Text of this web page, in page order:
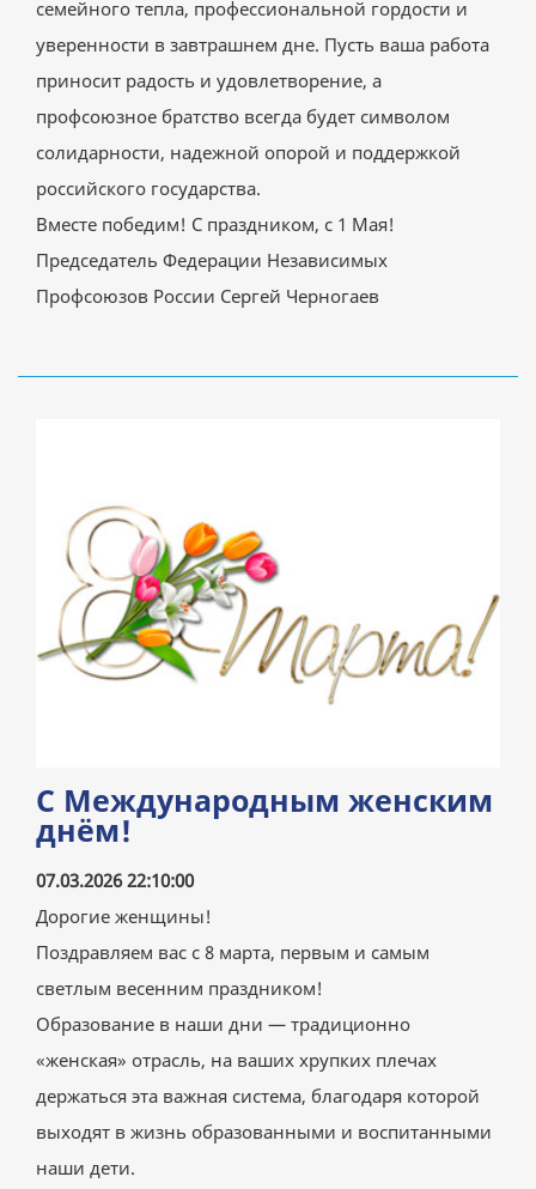
семейного тепла, профессиональной гордости и
уверенности в завтрашнем дне. Пусть ваша работа
приносит радость и удовлетворение, а
профсоюзное братство всегда будет символом
солидарности, надежной опорой и поддержкой
российского государства.
Вместе победим! С праздником, с 1 Мая!
Председатель Федерации Независимых
Профсоюзов России Сергей Черногаев
С Международным женским
днём!
07.03.2026 22:10:00
Дорогие женщины!
Поздравляем вас с 8 марта, первым и самым
светлым весенним праздником!
Образование в наши дни — традиционно
«женская» отрасль, на ваших хрупких плечах
держаться эта важная система, благодаря которой
выходят в жизнь образованными и воспитанными
наши дети.